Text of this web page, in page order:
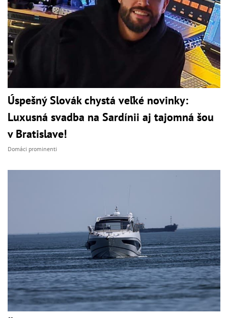
Úspešný Slovák chystá veľké novinky:
Luxusná svadba na Sardínii aj tajomná šou
v Bratislave!
Domáci prominenti